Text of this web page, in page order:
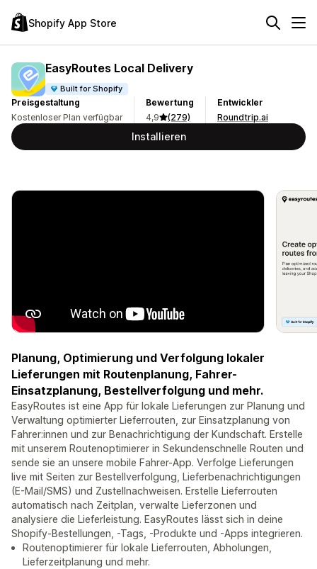
Shopify App Store
EasyRoutes Local Delivery
Built for Shopify
Preisgestaltung
Kostenloser Plan verfügbar
Bewertung
4,9
(279)
Entwickler
Roundtrip.ai
Installieren
Planung, Optimierung und Verfolgung lokaler
Lieferungen mit Routenplanung, Fahrer-
Einsatzplanung, Bestellverfolgung und mehr.
EasyRoutes ist eine App für lokale Lieferungen zur Planung und
Verwaltung optimierter Lieferrouten, zur Einsatzplanung von
Fahrer:innen und zur Benachrichtigung der Kundschaft. Erstelle
mit unserem Routenoptimierer in Sekundenschnelle Routen und
sende sie an unsere mobile Fahrer-App. Verfolge Lieferungen
live mit Seiten zur Bestellverfolgung, Lieferbenachrichtigungen
(E-Mail/SMS) und Zustellnachweisen. Erstelle Lieferrouten
automatisch nach Zeitplan, verwalte Lieferzonen und
analysiere die Lieferleistung. EasyRoutes lässt sich in deine
Shopify-Bestellungen, -Tags, -Produkte und -Apps integrieren.
Routenoptimierer für lokale Lieferrouten, Abholungen,
Lieferzeitplanung und mehr.